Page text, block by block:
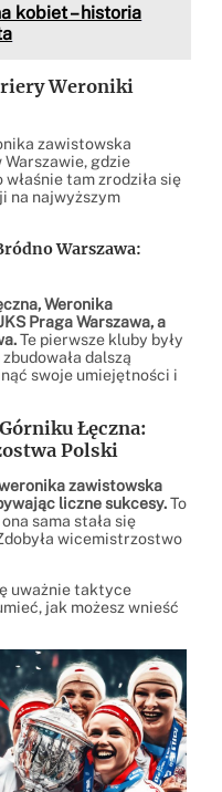
kobiet – historia
Weroniki
zawistowska
gdzie
tam zrodziła się
na najwyższym
Warszawa:
Weronika
Praga Warszawa, a
Te pierwsze kluby były
dalszą
swoje umiejętności i
Łęczna:
Polski
zawistowska
liczne sukcesy.To
sama stała się
wicemistrzostwo
uważnie taktyce
jak możesz wnieść